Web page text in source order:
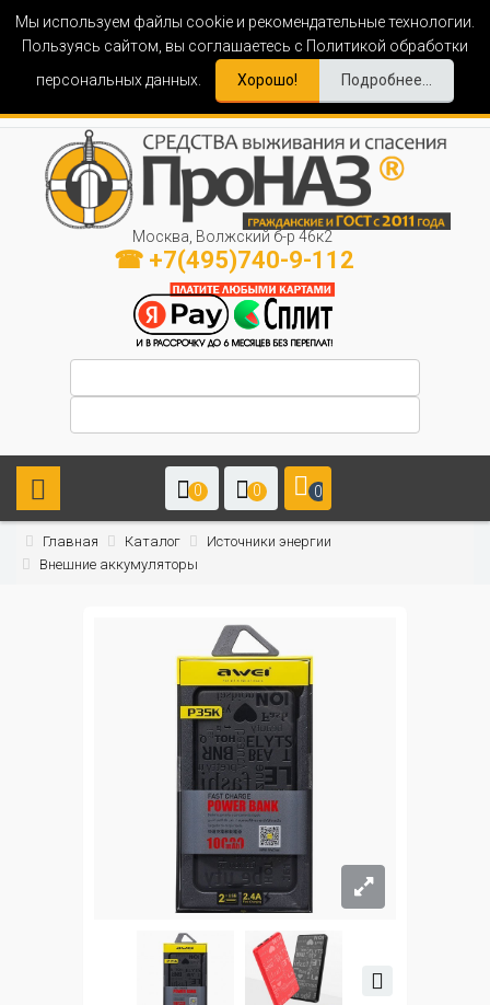
Мы используем файлы cookie и рекомендательные технологии.
Пользуясь сайтом, вы соглашаетесь с Политикой обработки
персональных данных.
Хорошо! Подробнее...
Москва, Волжский б-р 46к2
☎ +7(495)740-9-112
0 0 0
Главная Каталог
Источники энергии
Внешние аккумуляторы